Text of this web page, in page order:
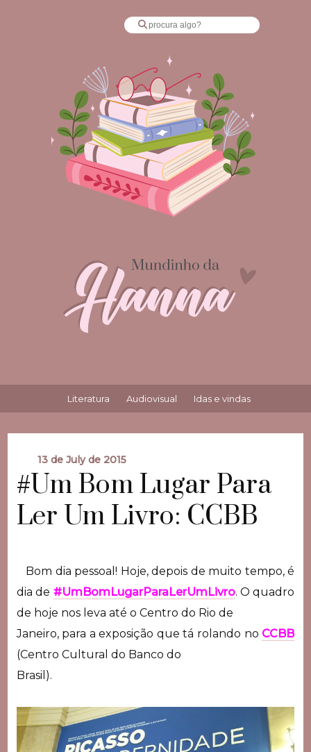
Literatura Audiovisual Idas e vindas
13 de July de 2015
#Um Bom Lugar Para
Ler Um Livro: CCBB
Bom dia pessoal! Hoje, depois de muito tempo, é
dia de #UmBomLugarParaLerUmLivro. O quadro
de hoje nos leva até o Centro do Rio de
Janeiro, para a exposição que tá rolando no CCBB
(Centro Cultural do Banco do
Brasil).